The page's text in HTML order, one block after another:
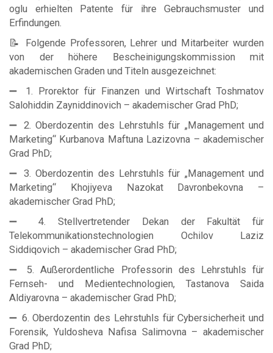
oglu erhielten Patente für ihre Gebrauchsmuster und
Erfindungen.
📝 Folgende Professoren, Lehrer und Mitarbeiter wurden
von der höhere Bescheinigungskommission mit
akademischen Graden und Titeln ausgezeichnet:
➖ 1. Prorektor für Finanzen und Wirtschaft Toshmatov
Salohiddin Zayniddinovich – akademischer Grad PhD;
➖ 2. Oberdozentin des Lehrstuhls für „Management und
Marketing“ Kurbanova Maftuna Lazizovna – akademischer
Grad PhD;
➖ 3. Oberdozentin des Lehrstuhls für „Management und
Marketing“ Khojiyeva Nazokat Davronbekovna –
akademischer Grad PhD;
➖ 4. Stellvertretender Dekan der Fakultät für
Telekommunikationstechnologien Ochilov Laziz
Siddiqovich – akademischer Grad PhD;
➖ 5. Außerordentliche Professorin des Lehrstuhls für
Fernseh- und Medientechnologien, Tastanova Saida
Aldiyarovna – akademischer Grad PhD;
➖ 6. Oberdozentin des Lehrstuhls für Cybersicherheit und
Forensik, Yuldosheva Nafisa Salimovna – akademischer
Grad PhD;